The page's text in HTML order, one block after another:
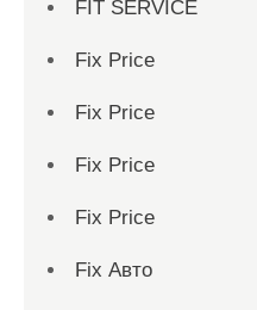
FIT SERVICE
Fix Price
Fix Price
Fix Price
Fix Price
Fix Авто